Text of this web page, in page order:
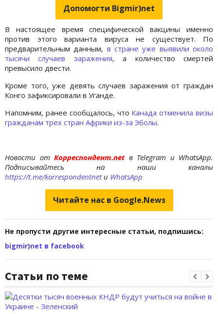
Допомогти Bigmir)net
В настоящее время специфической вакцины именно
против этого варианта вируса не существует. По
предварительным данным, в стране уже выявили около
тысячи случаев заражения, а количество смертей
превысило двести.
Кроме того, уже девять случаев заражения от граждан
Конго зафиксировали в Уганде.
Напомним, ранее сообщалось, что Канада отменила визы
гражданам трех стран Африки из-за Эболы.
Новости отКорреспондент.net в Telegram и WhatsApp.
Подписывайтесь на наши каналы
https://t.me/korrespondentnetи WhatsApp
Читайте нас в Google.News
Не пропусти другие интересные статьи, подпишись:
bigmir)net в facebook
Статьи по теме